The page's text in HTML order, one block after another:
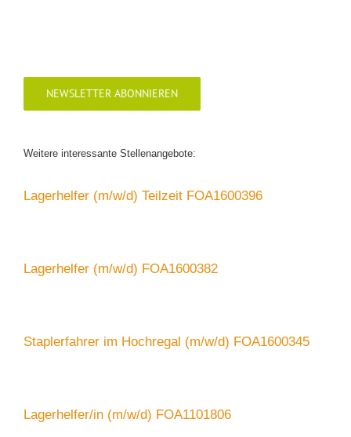
NEWSLETTER ABONNIEREN
Weitere interessante Stellenangebote:
Lagerhelfer (m/w/d) Teilzeit FOA1600396
Lagerhelfer (m/w/d) FOA1600382
Staplerfahrer im Hochregal (m/w/d) FOA1600345
Lagerhelfer/in (m/w/d) FOA1101806